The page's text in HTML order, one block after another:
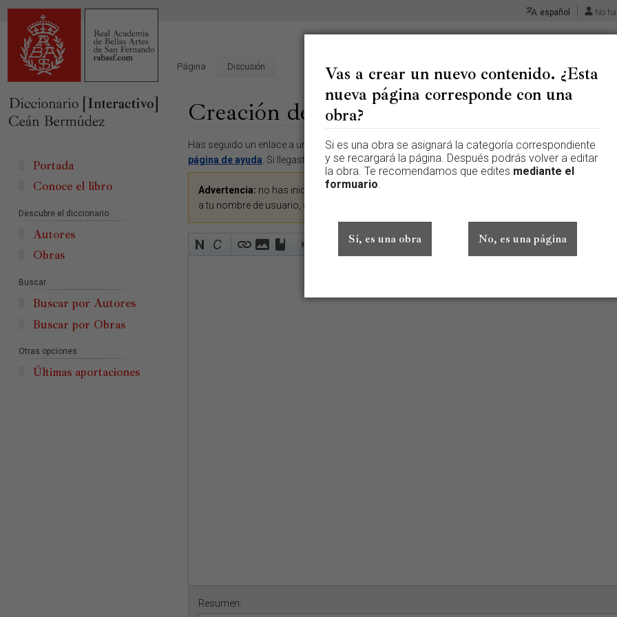
Creación de «San Francisco - Hernández
Ir
a
la
navegación
Ir
a
la
búsqueda
Has seguido un enlace a una página que aún no existe. Para crear esta página, escribe en el
página de ayuda. Si llegaste aquí por error, vuelve a la página anterior.
Advertencia: no has iniciado sesión. Tu dirección IP se hará pública si haces cualquier edición. Si
a tu nombre de usuario, además de otros beneficios.
Avanzado Caracteres especiales Ayuda
Resumen:
Vas a crear un nuevo contenido. ¿Esta
nueva página corresponde con una
obra?
Si es una obra se asignará la categoría correspondiente
y se recargará la página. Después podrás volver a editar
la obra. Te recomendamos que edites mediante el
formuario.
Sí, es una obra No, es una página
español No
Página Discusión
Portada
Conoce el libro
Descubre el diccionario
Autores
Obras
Buscar
Buscar por Autores
Buscar por Obras
Otras opciones
Últimas aportaciones